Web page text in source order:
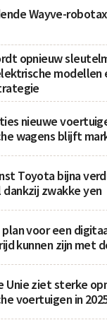
Wayve-
opnieuw
modellen
nieuwe
wagens blijft
Toyota bijna
zwakke yen
plan voor een
kunnen zijn met
Unie ziet sterke
voertuigen in